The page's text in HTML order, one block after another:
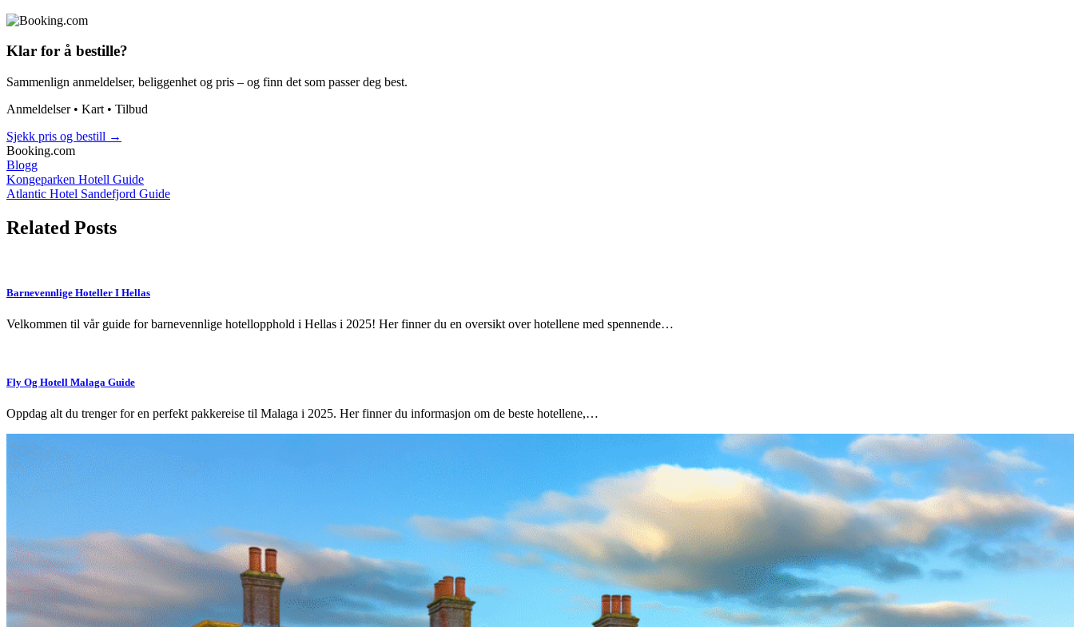
Klar for å bestille?
Sammenlign anmeldelser, beliggenhet og pris – og finn det som passer deg best.
Anmeldelser • Kart • Tilbud
Sjekk pris og bestill →
Booking.com
Blogg
Post
navigation
Kongeparken Hotell Guide
Atlantic Hotel Sandefjord Guide
Related Posts
Barnevennlige Hoteller I Hellas
Velkommen til vår guide for barnevennlige hotellopphold i Hellas i 2025! Her finner du en oversikt over hotellene med spennende…
Fly Og Hotell Malaga Guide
Oppdag alt du trenger for en perfekt pakkereise til Malaga i 2025. Her finner du informasjon om de beste hotellene,…